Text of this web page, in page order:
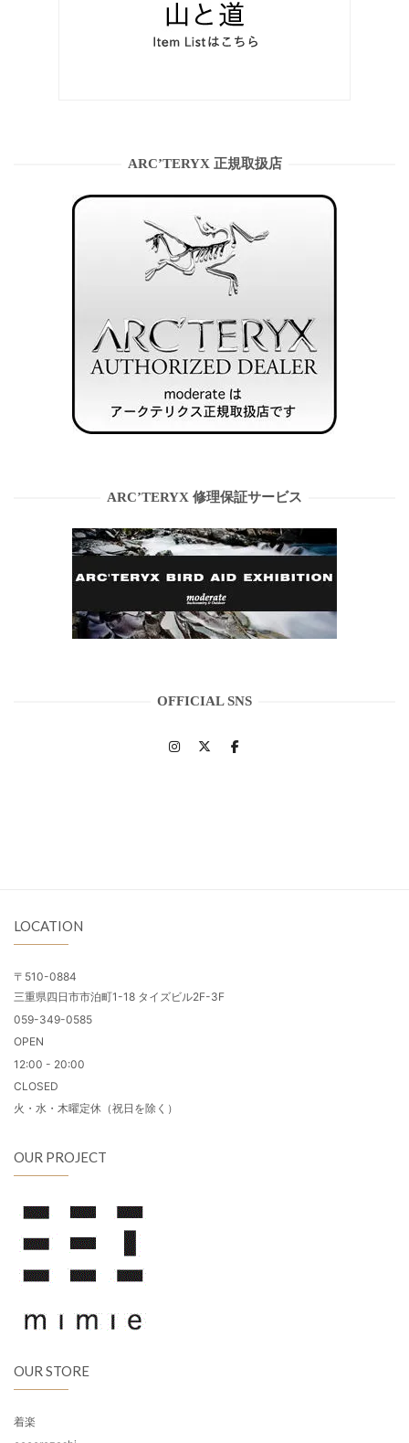
ARC’TERYX 正規取扱店
ARC’TERYX 修理保証サービス
OFFICIAL SNS
LOCATION
〒510-0884
三重県四日市市泊町1-18 タイズビル2F-3F
059-349-0585
OPEN
12:00 - 20:00
CLOSED
火・水・木曜定休（祝日を除く）
OUR PROJECT
OUR STORE
着楽